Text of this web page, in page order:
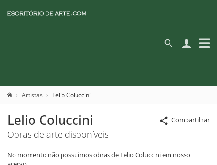
Artistas Lelio Coluccini
Compartilhar
Lelio Coluccini
Obras de arte disponíveis
No momento não possuimos obras de Lelio Coluccini em nosso